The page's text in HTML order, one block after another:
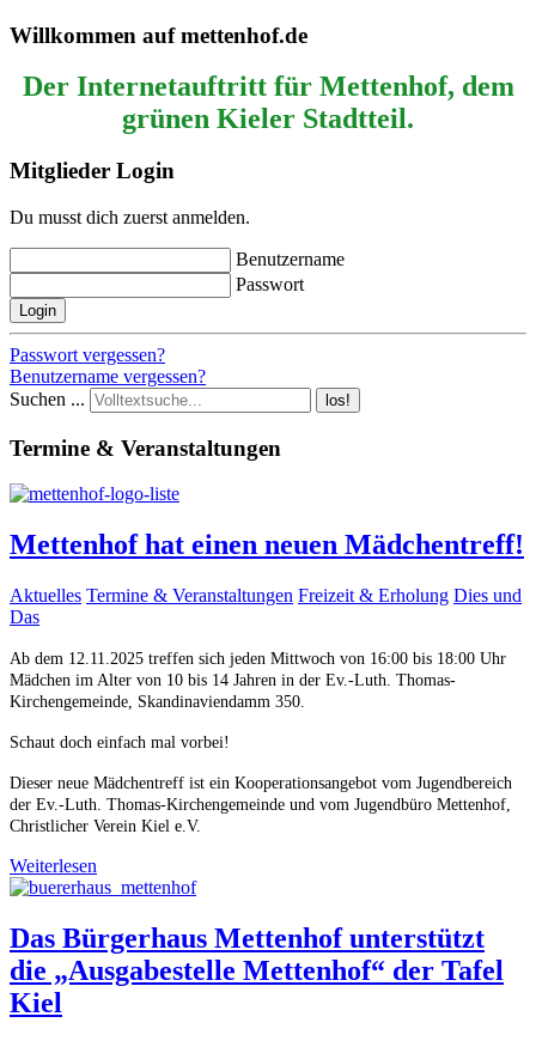
Willkommen auf mettenhof.de
Der Internetauftritt für Mettenhof, dem
grünen Kieler Stadtteil.
Mitglieder Login
Du musst dich zuerst anmelden.
Benutzername
Passwort
Login
Passwort vergessen?
Benutzername vergessen?
Suchen ...
los!
Termine & Veranstaltungen
Mettenhof hat einen neuen Mädchentreff!
Aktuelles Termine & Veranstaltungen Freizeit & Erholung Dies und
Das
Ab dem 12.11.2025 treffen sich jeden Mittwoch von 16:00 bis 18:00 Uhr
Mädchen im Alter von 10 bis 14 Jahren in der Ev.-Luth. Thomas-
Kirchengemeinde, Skandinaviendamm 350.
Schaut doch einfach mal vorbei!
Dieser neue Mädchentreff ist ein Kooperationsangebot vom Jugendbereich
der Ev.-Luth. Thomas-Kirchengemeinde und vom Jugendbüro Mettenhof,
Christlicher Verein Kiel e.V.
Weiterlesen
Das Bürgerhaus Mettenhof unterstützt
die „Ausgabestelle Mettenhof“ der Tafel
Kiel